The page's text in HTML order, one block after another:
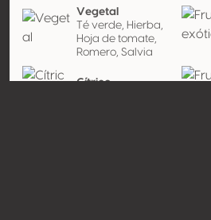
Vegetal
Té verde, Hierba,
Hoja de tomate,
Romero, Salvia
Cítrico